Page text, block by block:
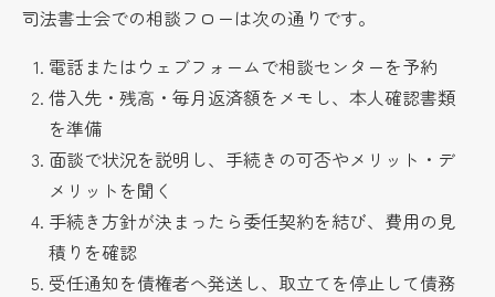
司法書士会での相談フローは次の通りです。
電話またはウェブフォームで相談センターを予約
借入先・残高・毎月返済額をメモし、本人確認書類
を準備
面談で状況を説明し、手続きの可否やメリット・デ
メリットを聞く
手続き方針が決まったら委任契約を結び、費用の見
積りを確認
受任通知を債権者へ発送し、取立てを停止して債務